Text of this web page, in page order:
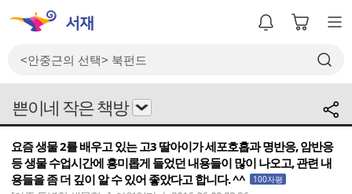
쁜이네 작은 책방
요즘 생물 2를 배우고 있는 고3 딸아이가 세포호흡과 명반응, 암반응
등 생물 수업시간에 흥미롭게 들었던 내용들이 많이 나오고, 관련 내
용들을 좀 더 깊이 알 수 있어 좋았다고 합니다. ^^
100자평